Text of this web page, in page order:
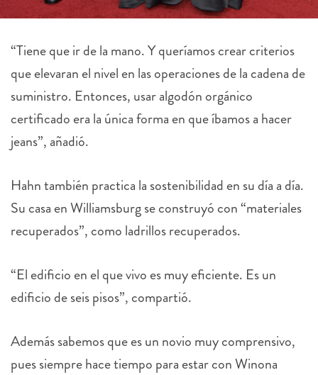
“Tiene que ir de la mano. Y queríamos crear criterios
que elevaran el nivel en las operaciones de la cadena de
suministro. Entonces, usar algodón orgánico
certificado era la única forma en que íbamos a hacer
jeans”, añadió.
Hahn también practica la sostenibilidad en su día a día.
Su casa en Williamsburg se construyó con “materiales
recuperados”, como ladrillos recuperados.
“El edificio en el que vivo es muy eficiente. Es un
edificio de seis pisos”, compartió.
Además sabemos que es un novio muy comprensivo,
pues siempre hace tiempo para estar con Winona